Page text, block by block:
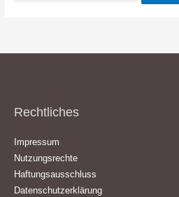
Rechtliches
Impressum
Nutzungsrechte
Haftungsausschluss
Datenschutzerklärung